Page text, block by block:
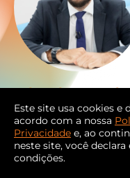
Eduardo
Repórter do jornal
Globo em Brasília
Este site usa cookies e
acordo com a nossa
Privacidade e, ao
neste site, você
condições.